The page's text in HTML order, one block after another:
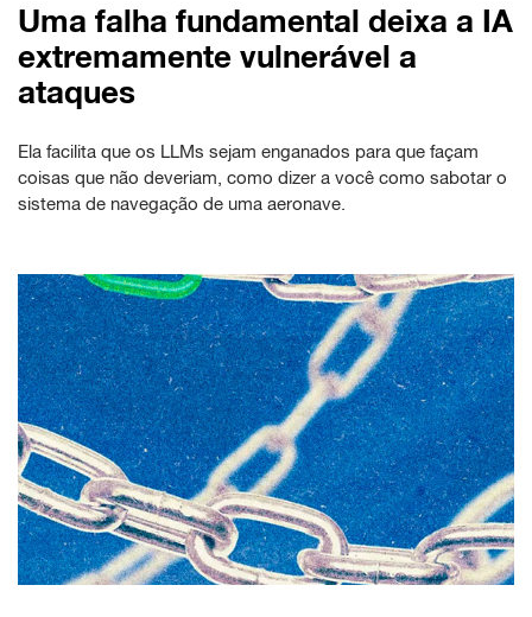
Uma falha fundamental deixa a IA
extremamente vulnerável a
ataques
Ela facilita que os LLMs sejam enganados para que façam
coisas que não deveriam, como dizer a você como sabotar o
sistema de navegação de uma aeronave.